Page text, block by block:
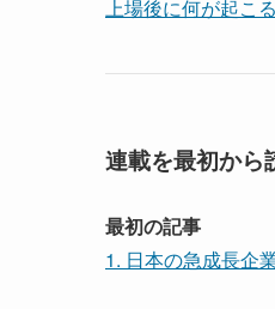
上場後に何が起こ
連載を最初から
最初の記事
1. 日本の急成長企